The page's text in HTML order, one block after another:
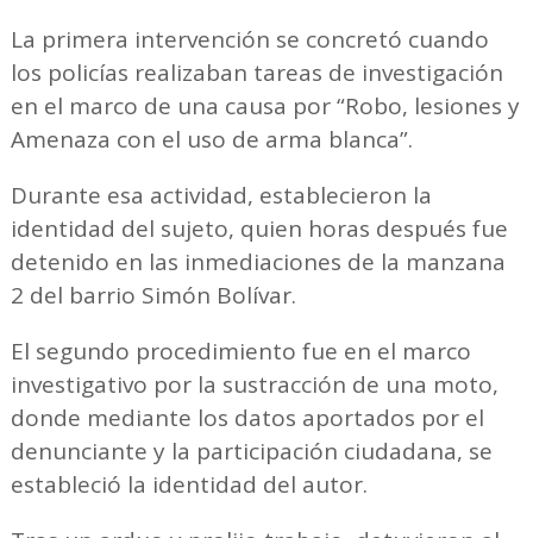
La primera intervención se concretó cuando
los policías realizaban tareas de investigación
en el marco de una causa por “Robo, lesiones y
Amenaza con el uso de arma blanca”.
Durante esa actividad, establecieron la
identidad del sujeto, quien horas después fue
detenido en las inmediaciones de la manzana
2 del barrio Simón Bolívar.
El segundo procedimiento fue en el marco
investigativo por la sustracción de una moto,
donde mediante los datos aportados por el
denunciante y la participación ciudadana, se
estableció la identidad del autor.